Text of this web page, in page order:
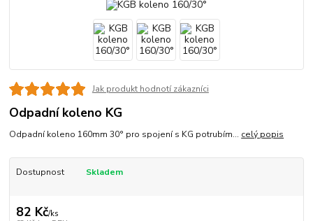
Jak produkt hodnotí zákazníci
Odpadní koleno KG
Odpadní koleno 160mm 30° pro spojení s KG potrubím... celý popis
Dostupnost Skladem
82 Kč/ks